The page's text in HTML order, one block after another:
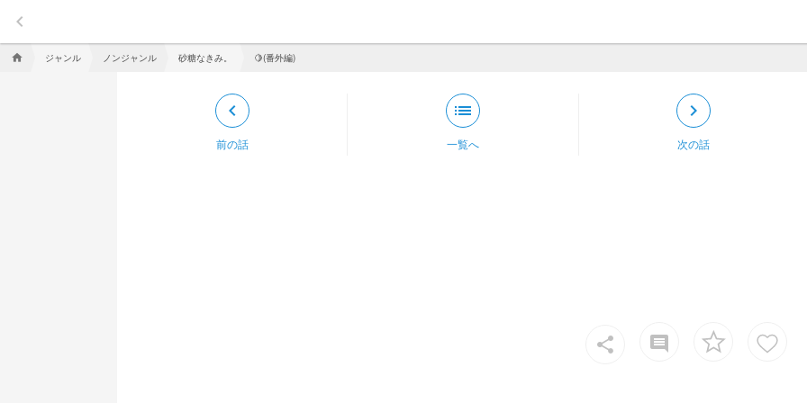
keyboard_arrow_left
home ジャンル ノンジャンル 砂糖なきみ。 🍋(番外編)
keyboard_arrow_left
前の話
list
一覧へ
keyboard_arrow_right
次の話
share insert_comment